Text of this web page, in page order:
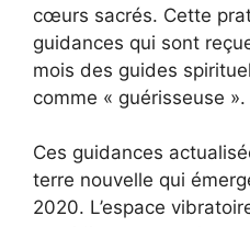
cœurs sacrés. Cette
guidances qui sont
mois des guides
comme « guérisseuse ».
Ces guidances
terre nouvelle qui
2020. L’espace